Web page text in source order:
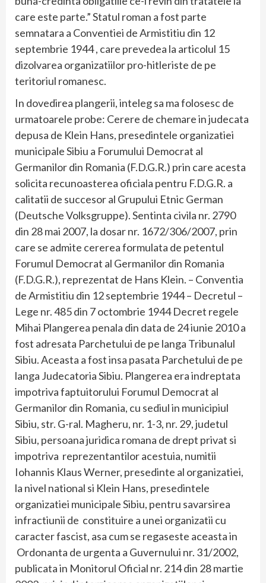
care este parte.” Statul roman a fost parte
semnatara a Conventiei de Armistitiu din 12
septembrie 1944 , care prevedea la articolul 15
dizolvarea organizatiilor pro-hitleriste de pe
teritoriul romanesc.
In dovedirea plangerii, inteleg sa ma folosesc de
urmatoarele probe: Cerere de chemare in judecata
depusa de Klein Hans, presedintele organizatiei
municipale Sibiu a Forumului Democrat al
Germanilor din Romania (F.D.G.R.) prin care acesta
solicita recunoasterea oficiala pentru F.D.G.R. a
calitatii de succesor al Grupului Etnic German
(Deutsche Volksgruppe). Sentinta civila nr. 2790
din 28 mai 2007, la dosar nr. 1672/306/2007, prin
care se admite cererea formulata de petentul
Forumul Democrat al Germanilor din Romania
(F.D.G.R.), reprezentat de Hans Klein. – Conventia
de Armistitiu din 12 septembrie 1944 – Decretul –
Lege nr. 485 din 7 octombrie 1944 Decret regele
Mihai Plangerea penala din data de 24 iunie 2010 a
fost adresata Parchetului de pe langa Tribunalul
Sibiu. Aceasta a fost insa pasata Parchetului de pe
langa Judecatoria Sibiu. Plangerea era indreptata
impotriva faptuitorului Forumul Democrat al
Germanilor din Romania, cu sediul in municipiul
Sibiu, str. G-ral. Magheru, nr. 1-3, nr. 29, judetul
Sibiu, persoana juridica romana de drept privat si
impotriva reprezentantilor acestuia, numitii
Iohannis Klaus Werner, presedinte al organizatiei,
la nivel national si Klein Hans, presedintele
organizatiei municipale Sibiu, pentru savarsirea
infractiunii de constituire a unei organizatii cu
caracter fascist, asa cum se regaseste aceasta in
Ordonanta de urgenta a Guvernului nr. 31/2002,
publicata in Monitorul Oficial nr. 214 din 28 martie